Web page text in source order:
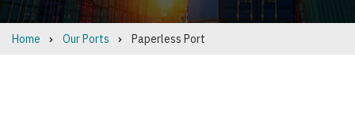
Breadcrumb
Home Our Ports Paperless Port